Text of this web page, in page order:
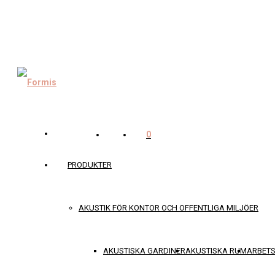
PRODUKTER
AKUSTIK FÖR KONTOR OCH OFFENTLIGA MILJÖER
AKUSTISKA GARDINERAKUSTISKA RUM
0